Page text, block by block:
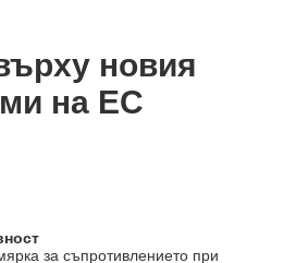
новия
на ЕС
за съпротивлението при